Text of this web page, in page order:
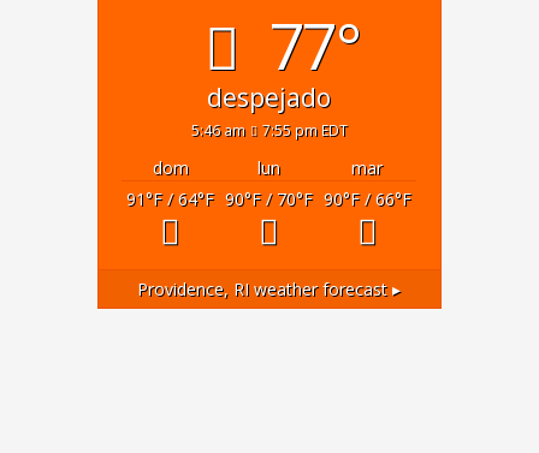
77°
despejado
5:46 am 7:55 pm EDT
dom lun
mar
91°F/ 64°F 90°F/ 70°F 90°F/ 66°F
Providence, RI weather forecast ▸